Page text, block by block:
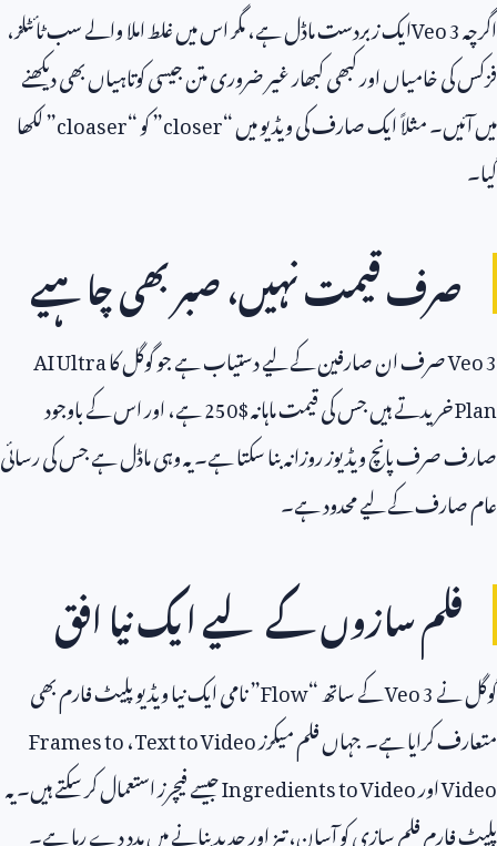
اگرچہVeo 3ایک زبردست ماڈل ہے، مگر اس میں غلط املا والے سب ٹائٹلز،
فزکس کی خامیاں اور کبھی کبھار غیر ضروری متن جیسی کوتاہیاں بھی دیکھنے
میں آئیں۔ مثلاً ایک صارف کی ویڈیو میں “closer” کو “cloaser” لکھا
گیا۔
صرف قیمت نہیں، صبر بھی چاہیے
Veo 3صرف ان صارفین کے لیے دستیاب ہے جو گوگل کاAI Ultra
Planخریدتے ہیں جس کی قیمت ماہانہ $250ہے، اور اس کے باوجود
صارف صرف پانچ ویڈیوز روزانہ بنا سکتا ہے۔ یہ وہی ماڈل ہے جس کی رسائی
عام صارف کے لیے محدود ہے۔
فلم سازوں کے لیے ایک نیا افق
گوگل نےVeo 3کے ساتھ “Flow” نامی ایک نیا ویڈیو پلیٹ فارم بھی
متعارف کرایا ہے۔ جہاں فلم میکرزText to Video،Frames to
VideoاورIngredients to Videoجیسے فیچرز استعمال کر سکتے ہیں۔ یہ
پلیٹ فارم فلم سازی کو آسان، تیز اور جدید بنانے میں مدد دے رہا ہے۔